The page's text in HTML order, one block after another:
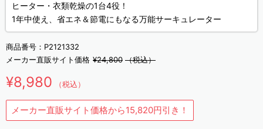
ヒーター・衣類乾燥の1台4役！
1年中使え、省エネ＆節電にもなる万能サーキュレーター
商品番号： P2121332
メーカー直販サイト価格 ¥24,800 （税込）
¥8,980 （税込）
メーカー直販サイト価格から15,820円引き！